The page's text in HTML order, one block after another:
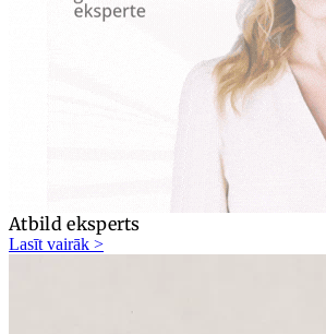
Atbild eksperts
Lasīt vairāk >